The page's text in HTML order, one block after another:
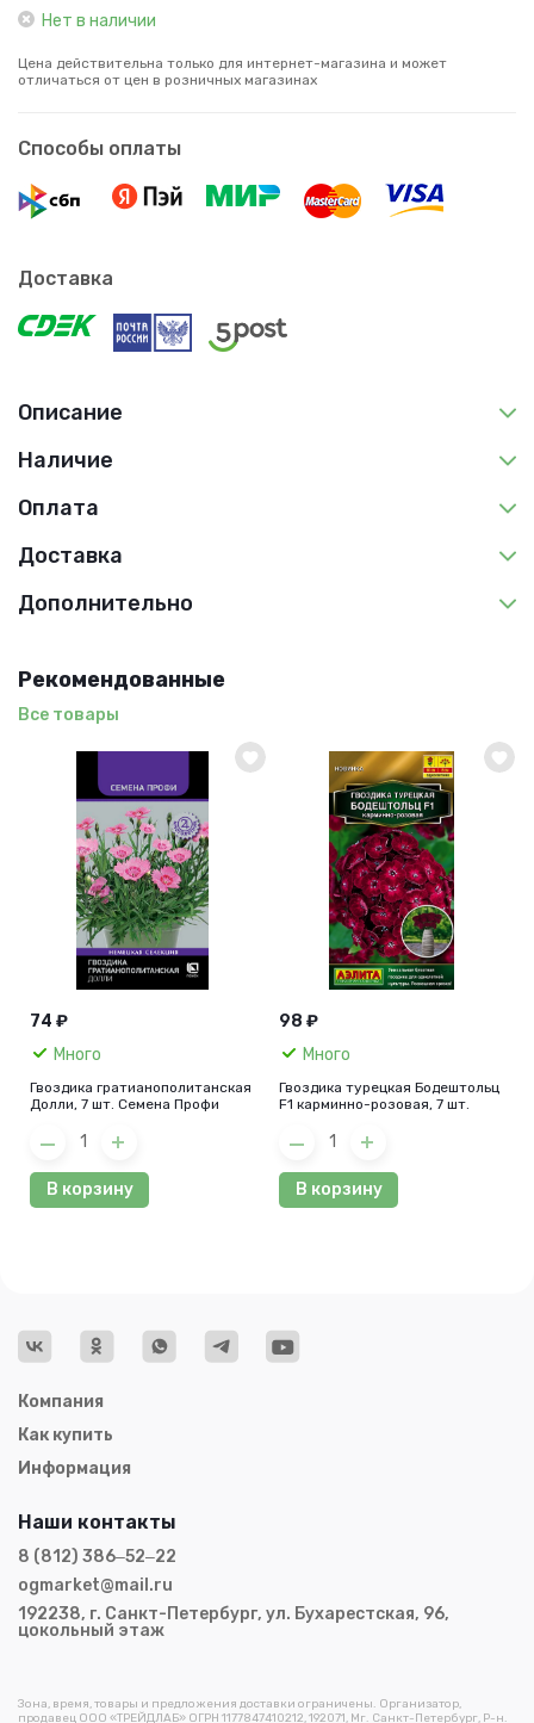
Нет в наличии
Цена действительна только для интернет-магазина и может
отличаться от цен в розничных магазинах
Способы оплаты
Доставка
Описание
Наличие
Оплата
Доставка
Дополнительно
Рекомендованные
Все товары
74 ₽
Много
Гвоздика гратианополитанская
Долли, 7 шт. Семена Профи
В корзину
98 ₽
Много
Гвоздика турецкая Бодештольц
F1 карминно-розовая, 7 шт.
В корзину
Компания
Как купить
Информация
Зона, время, товары и предложения доставки ограничены. Организатор,
продавец ООО «ТРЕЙДЛАБ» ОГРН 1177847410212, 192071, Мг. Санкт-Петербург, Р-н.
Наши контакты
8 (812) 386‒52‒22
ogmarket@mail.ru
192238, г. Санкт-Петербург, ул. Бухарестская, 96,
цокольный этаж